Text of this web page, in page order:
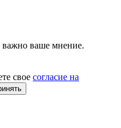
ваше мнение.
свое согласие на